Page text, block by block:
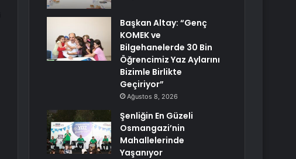
Başkan Altay: “Genç
KOMEK ve
Bilgehanelerde 30 Bin
Öğrencimiz Yaz Aylarını
Bizimle Birlikte
Geçiriyor”
Ağustos 8, 2026
Şenliğin En Güzeli
Osmangazi’nin
Mahallelerinde
Yaşanıyor